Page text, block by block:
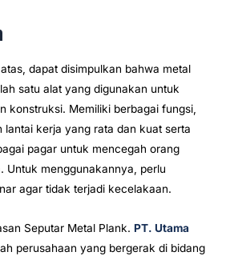
dapat disimpulkan bahwa metal
satu alat yang digunakan untuk
konstruksi. Memiliki berbagai fungsi,
lantai kerja yang rata dan kuat serta
pagar untuk mencegah orang
Untuk menggunakannya, perlu
agar tidak terjadi kecelakaan.
Seputar Metal Plank. PT. Utama
perusahaan yang bergerak di bidang